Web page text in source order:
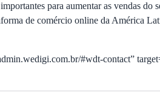
para aumentar as vendas do
de comércio online da América
#wdt-contact”